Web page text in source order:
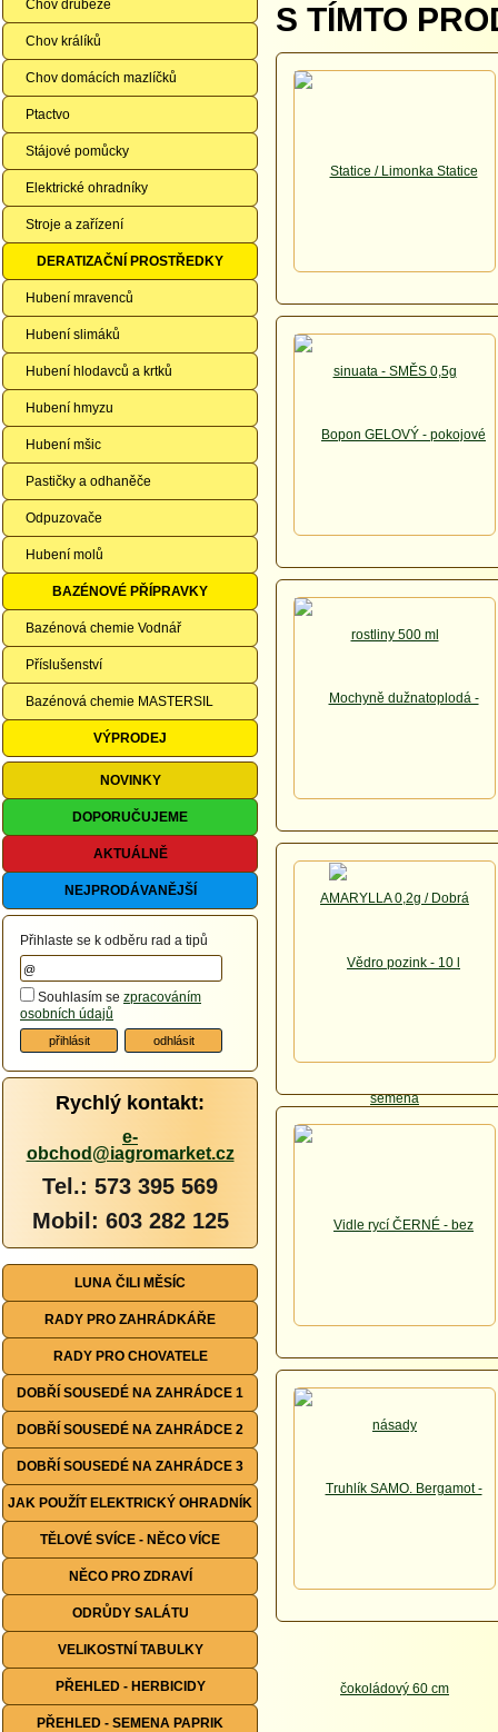
Chov drůbeže
Chov králíků
Chov domácích mazlíčků
Ptactvo
Stájové pomůcky
Elektrické ohradníky
Stroje a zařízení
DERATIZAČNÍ PROSTŘEDKY
Hubení mravenců
Hubení slimáků
Hubení hlodavců a krtků
Hubení hmyzu
Hubení mšic
Pastičky a odhaněče
Odpuzovače
Hubení molů
BAZÉNOVÉ PŘÍPRAVKY
Bazénová chemie Vodnář
Příslušenství
Bazénová chemie MASTERSIL
VÝPRODEJ
NOVINKY
DOPORUČUJEME
AKTUÁLNĚ
NEJPRODÁVANĚJŠÍ
Přihlaste se k odběru rad a tipů
Souhlasím se zpracováním
osobních údajů
Rychlý kontakt:
e-
obchod@iagromarket.cz
Tel.: 573 395 569
Mobil: 603 282 125
LUNA ČILI MĚSÍC
RADY PRO ZAHRÁDKÁŘE
RADY PRO CHOVATELE
DOBŘÍ SOUSEDÉ NA ZAHRÁDCE 1
DOBŘÍ SOUSEDÉ NA ZAHRÁDCE 2
DOBŘÍ SOUSEDÉ NA ZAHRÁDCE 3
JAK POUŽÍT ELEKTRICKÝ OHRADNÍK
TĚLOVÉ SVÍCE - NĚCO VÍCE
NĚCO PRO ZDRAVÍ
ODRŮDY SALÁTU
VELIKOSTNÍ TABULKY
PŘEHLED - HERBICIDY
PŘEHLED - SEMENA PAPRIK
S TÍMTO